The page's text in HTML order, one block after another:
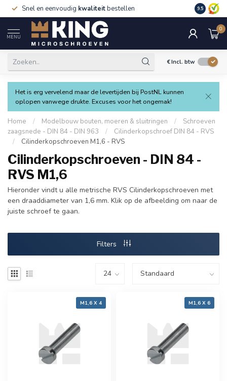
Snel en eenvoudig kwaliteitbestellen 9.5
MENU
0
€Incl. btw
Het is erg vervelend maar de levertijden bij PostNL kunnen
oplopen vanwege drukte. Excuses voor het ongemak!
Home / Modelbouw bouten, moeren & sluitringen /
Schroeven
zaagsnede - DIN 84 - DIN 963
/
Cilinderkopschroef DIN 84 - RVS
/
Cilinderkopschroeven M1,6 - RVS
Cilinderkopschroeven - DIN 84 -
RVS M1,6
Hieronder vindt u alle metrische RVS Cilinderkopschroeven met
een draaddiameter van 1,6 mm. Klik op de afbeelding om naar de
juiste schroef te gaan.
Filters
M1,6 X 4 M1,6 X 6